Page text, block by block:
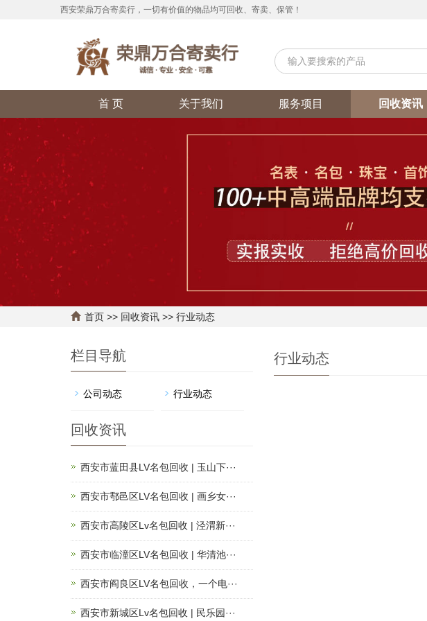
西安荣鼎万合寄卖行，一切有价值的物品均可回收、寄卖、保管！
首 页 关于我们 服务项目 回收资讯
首页 >> 回收资讯 >> 行业动态
行业动态
栏目导航
公司动态 行业动态
回收资讯
西安市蓝田县LV名包回收 | 玉山下···
西安市鄠邑区LV名包回收 | 画乡女···
西安市高陵区Lv名包回收 | 泾渭新···
西安市临潼区LV名包回收 | 华清池···
西安市阎良区LV名包回收，一个电···
西安市新城区Lv名包回收 | 民乐园···